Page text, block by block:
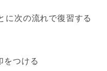
に次の流れで復習する
をつける